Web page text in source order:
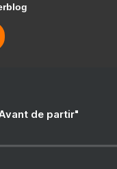
de partir"